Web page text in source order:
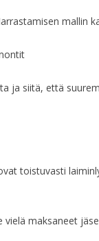
mallin
ja siitä, että
toistuvasti
maksaneet